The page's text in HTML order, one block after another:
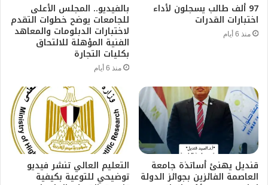
97 ألف طالب يسجلون لأداء
اختبارات القدرات
منذ 6 أيام
بالفيديو.. المجلس الأعلى
للجامعات يوضح خطوات التقدم
لاختبارات الدبلومات والمعاهد
الفنية المؤهلة للالتحاق
بكليات التجارة
منذ 6 أيام
قنديل يهنئ أساتذة جامعة
العاصمة الفائزين بجوائز الدولة
التعليم العالي تنشر فيديو
توضيحي للتوعية بكيفية